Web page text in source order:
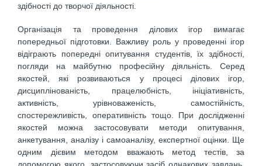
здібності до творчої діяльності.
Організація та проведення ділових ігор вимагає
попередньої підготовки. Важливу роль у проведенні ігор
відіграють попередні опитування студентів, їх здібності,
погляди на майбутню професійну діяльність. Серед
якостей, які розвиваються у процесі ділових ігор,
дисциплінованість, працелюбність, ініціативність,
активність, урівноваженість, самостійність,
спостережливість, оперативність тощо. При дослідженні
якостей можна застосовувати методи опитування,
анкетування, аналізу і самоаналізу, експертної оцінки. Ще
одним дієвим методом вважають метод тестів, за